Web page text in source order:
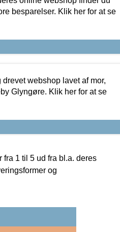
besparelser. Klik her for at se
webshop lavet af mor,
Glyngøre. Klik her for at se
1 til 5 ud fra bl.a. deres
og